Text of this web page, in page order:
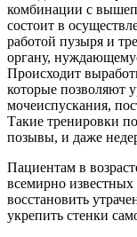
комбинации с
состоит в
работой пузыря и
органу,
Происходит
которые позволяют
мочеиспускания,
Такие тренировки
позывы, и даже
Пациентам в
всемирно
восстановить
укрепить стенки